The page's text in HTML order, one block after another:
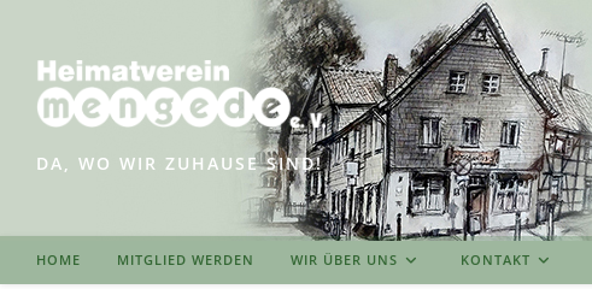
springen
DA, WO WIR ZUHAUSE SIND!
HOME MITGLIED WERDEN WIR ÜBER UNS KONTAKT